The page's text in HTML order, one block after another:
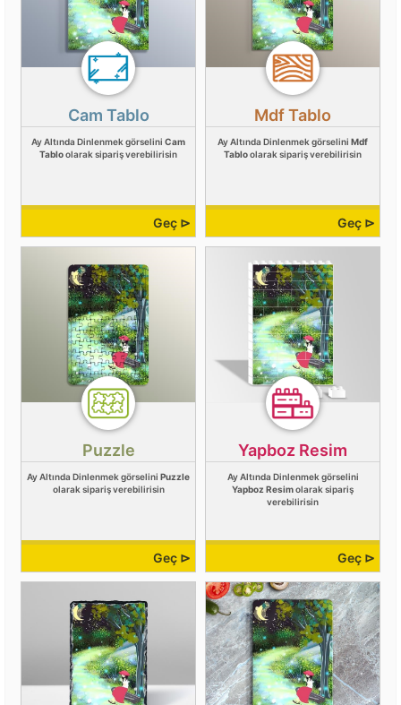
Cam Tablo
Ay Altında Dinlenmek görselini Cam
Tabloolarak sipariş verebilirisin
Geç ⊳
Mdf Tablo
Ay Altında Dinlenmek görselini Mdf
Tabloolarak sipariş verebilirisin
Geç ⊳
Puzzle
Ay Altında Dinlenmek görselini Puzzle
olarak sipariş verebilirisin
Geç ⊳
Yapboz Resim
Ay Altında Dinlenmek görselini
Yapboz Resimolarak sipariş
verebilirisin
Geç ⊳